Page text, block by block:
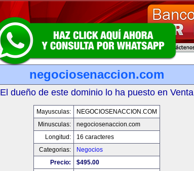
negociosenaccion.com
El dueño de este dominio lo ha puesto en Venta
Mayusculas:
NEGOCIOSENACCION.COM
Minusculas:
negociosenaccion.com
Longitud:
16 caracteres
Categorias:
Negocios
Precio:
$495.00